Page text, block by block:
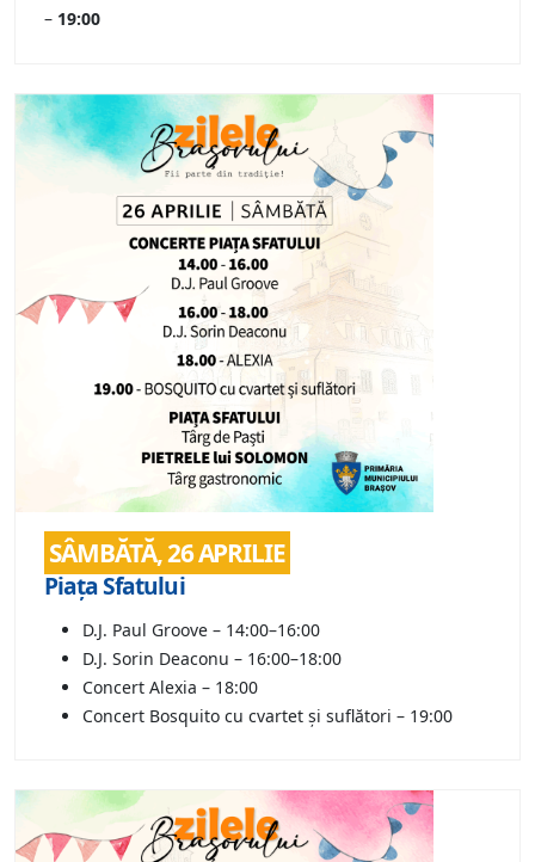
– 19:00
SÂMBĂTĂ, 26 APRILIE
Piața Sfatului
D.J. Paul Groove – 14:00–16:00
D.J. Sorin Deaconu – 16:00–18:00
Concert Alexia – 18:00
Concert Bosquito cu cvartet și suflători – 19:00